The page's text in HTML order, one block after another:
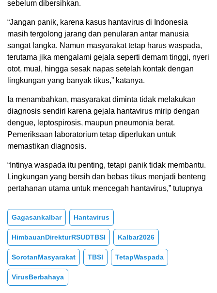
sebelum dibersihkan.
“Jangan panik, karena kasus hantavirus di Indonesia
masih tergolong jarang dan penularan antar manusia
sangat langka. Namun masyarakat tetap harus waspada,
terutama jika mengalami gejala seperti demam tinggi, nyeri
otot, mual, hingga sesak napas setelah kontak dengan
lingkungan yang banyak tikus,” katanya.
Ia menambahkan, masyarakat diminta tidak melakukan
diagnosis sendiri karena gejala hantavirus mirip dengan
dengue, leptospirosis, maupun pneumonia berat.
Pemeriksaan laboratorium tetap diperlukan untuk
memastikan diagnosis.
“Intinya waspada itu penting, tetapi panik tidak membantu.
Lingkungan yang bersih dan bebas tikus menjadi benteng
pertahanan utama untuk mencegah hantavirus,” tutupnya
Gagasankalbar Hantavirus
HimbauanDirekturRSUDTBSI Kalbar2026
SorotanMasyarakat TBSI TetapWaspada
VirusBerbahaya